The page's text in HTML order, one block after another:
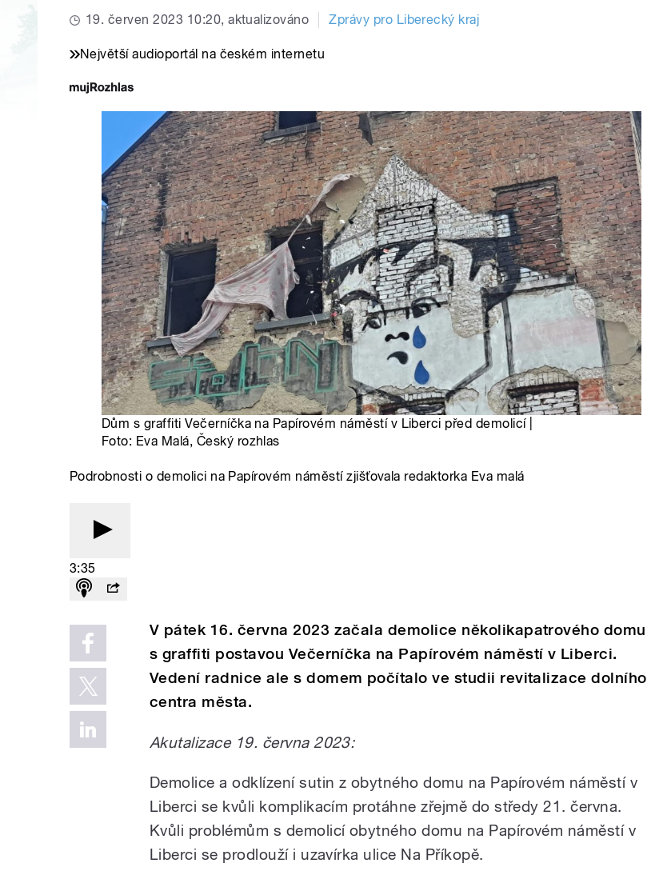
19. červen 2023 10:20, aktualizováno Zprávy pro Liberecký kraj
Největší audioportál na českém internetu
Dům s graffiti Večerníčka na Papírovém náměstí v Liberci před demolicí |
Foto: Eva Malá, Český rozhlas
Podrobnosti o demolici na Papírovém náměstí zjišťovala redaktorka Eva malá
3:35
V pátek 16. června 2023 začala demolice několikapatrového domu
s graffiti postavou Večerníčka na Papírovém náměstí v Liberci.
Vedení radnice ale s domem počítalo ve studii revitalizace dolního
centra města.
Akutalizace 19. června 2023:
Demolice a odklízení sutin z obytného domu na Papírovém náměstí v
Liberci se kvůli komplikacím protáhne zřejmě do středy 21. června.
Kvůli problémům s demolicí obytného domu na Papírovém náměstí v
Liberci se prodlouží i uzavírka ulice Na Příkopě.